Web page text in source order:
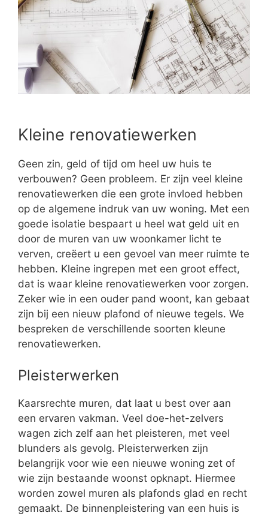
Kleine renovatiewerken
Geen zin, geld of tijd om heel uw huis te
verbouwen? Geen probleem. Er zijn veel kleine
renovatiewerken die een grote invloed hebben
op de algemene indruk van uw woning. Met een
goede isolatie bespaart u heel wat geld uit en
door de muren van uw woonkamer licht te
verven, creëert u een gevoel van meer ruimte te
hebben. Kleine ingrepen met een groot effect,
dat is waar kleine renovatiewerken voor zorgen.
Zeker wie in een ouder pand woont, kan gebaat
zijn bij een nieuw plafond of nieuwe tegels. We
bespreken de verschillende soorten kleune
renovatiewerken.
Pleisterwerken
Kaarsrechte muren, dat laat u best over aan
een ervaren vakman. Veel doe-het-zelvers
wagen zich zelf aan het pleisteren, met veel
blunders als gevolg. Pleisterwerken zijn
belangrijk voor wie een nieuwe woning zet of
wie zijn bestaande woonst opknapt. Hiermee
worden zowel muren als plafonds glad en recht
gemaakt. De binnenpleistering van een huis is